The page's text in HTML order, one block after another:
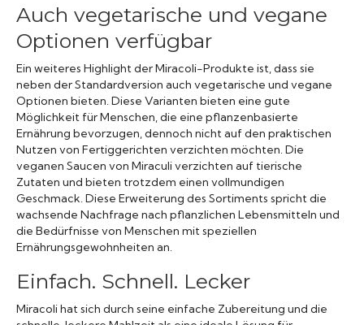
Auch vegetarische und vegane
Optionen verfügbar
Ein weiteres Highlight der Miracoli-Produkte ist, dass sie
neben der Standardversion auch vegetarische und vegane
Optionen bieten. Diese Varianten bieten eine gute
Möglichkeit für Menschen, die eine pflanzenbasierte
Ernährung bevorzugen, dennoch nicht auf den praktischen
Nutzen von Fertiggerichten verzichten möchten. Die
veganen Saucen von Miraculi verzichten auf tierische
Zutaten und bieten trotzdem einen vollmundigen
Geschmack. Diese Erweiterung des Sortiments spricht die
wachsende Nachfrage nach pflanzlichen Lebensmitteln und
die Bedürfnisse von Menschen mit speziellen
Ernährungsgewohnheiten an.
Einfach. Schnell. Lecker
Miracoli hat sich durch seine einfache Zubereitung und die